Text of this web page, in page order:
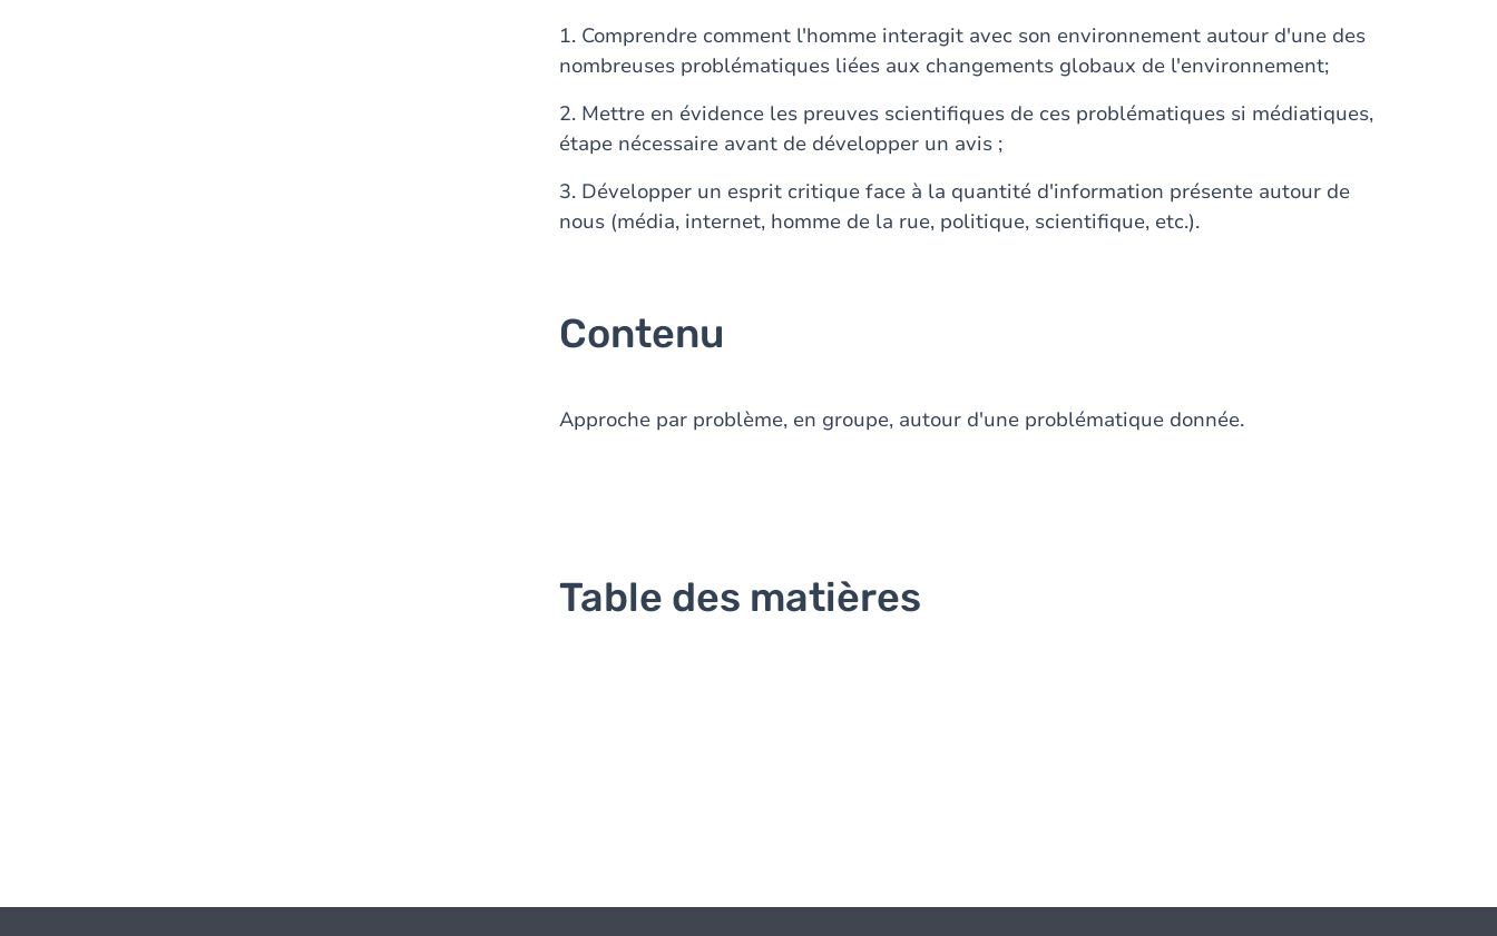
1. Comprendre comment l'homme interagit avec son environnement autour d'une des
nombreuses problématiques liées aux changements globaux de l'environnement;
2. Mettre en évidence les preuves scientifiques de ces problématiques si médiatiques,
étape nécessaire avant de développer un avis ;
3. Développer un esprit critique face à la quantité d'information présente autour de
nous (média, internet, homme de la rue, politique, scientifique, etc.).
Contenu
Approche par problème, en groupe, autour d'une problématique donnée.
Table des matières